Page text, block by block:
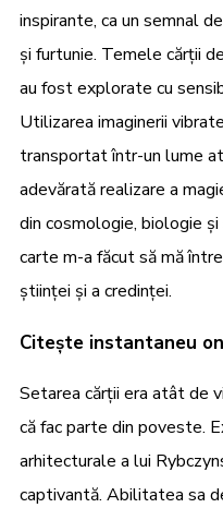
inspirante, ca un semnal
și furtunie. Temele cărții
au fost explorate cu
Utilizarea imaginerii
transportat într-un lume
adevărată realizare a
din cosmologie, biologie
carte m-a făcut să mă
științei și a credinței.
Citește instantaneu
Setarea cărții era atât de
că fac parte din poveste.
arhitecturale a lui
captivantă. Abilitatea sa